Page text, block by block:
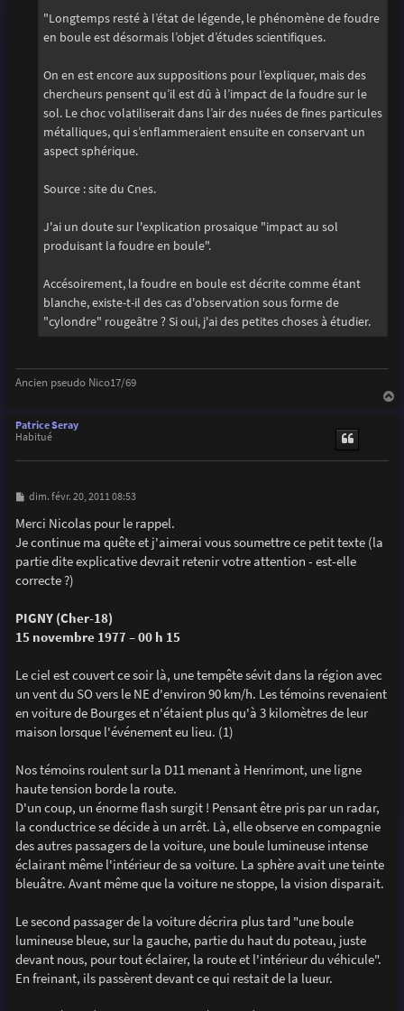
"Longtemps resté à l’état de légende, le phénomène de foudre
en boule est désormais l’objet d’études scientifiques.
On en est encore aux suppositions pour l’expliquer, mais des
chercheurs pensent qu’il est dû à l’impact de la foudre sur le
sol. Le choc volatiliserait dans l’air des nuées de fines particules
métalliques, qui s’enflammeraient ensuite en conservant un
aspect sphérique.
Source : site du Cnes.
J'ai un doute sur l'explication prosaique "impact au sol
produisant la foudre en boule".
Accésoirement, la foudre en boule est décrite comme étant
blanche, existe-t-il des cas d'observation sous forme de
"cylondre" rougeâtre ? Si oui, j'ai des petites choses à étudier.
Ancien pseudo Nico17/69
Patrice Seray
Habitué
M
s
s
a
e
dim. févr. 20, 2011 08:53
Merci Nicolas pour le rappel.
Je continue ma quête et j'aimerai vous soumettre ce petit texte (la
partie dite explicative devrait retenir votre attention - est-elle
correcte ?)
PIGNY (Cher-18)
15 novembre 1977 – 00 h 15
Le ciel est couvert ce soir là, une tempête sévit dans la région avec
un vent du SO vers le NE d'environ 90 km/h. Les témoins revenaient
en voiture de Bourges et n'étaient plus qu'à 3 kilomètres de leur
maison lorsque l'événement eu lieu. (1)
Nos témoins roulent sur la D11 menant à Henrimont, une ligne
haute tension borde la route.
D'un coup, un énorme flash surgit ! Pensant être pris par un radar,
la conductrice se décide à un arrêt. Là, elle observe en compagnie
des autres passagers de la voiture, une boule lumineuse intense
éclairant même l'intérieur de sa voiture. La sphère avait une teinte
bleuâtre. Avant même que la voiture ne stoppe, la vision disparait.
Le second passager de la voiture décrira plus tard "une boule
lumineuse bleue, sur la gauche, partie du haut du poteau, juste
devant nous, pour tout éclairer, la route et l'intérieur du véhicule".
En freinant, ils passèrent devant ce qui restait de la lueur.